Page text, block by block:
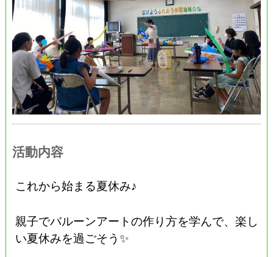
活動内容
これから始まる夏休み♪
親子でバルーンアートの作り方を学んで、楽し
い夏休みを過ごそう✨